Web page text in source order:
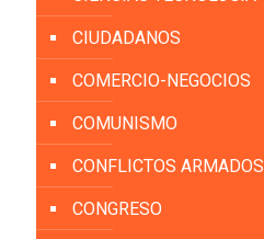
CIUDADANOS
COMERCIO-NEGOCIOS
COMUNISMO
CONFLICTOS ARMADOS
CONGRESO